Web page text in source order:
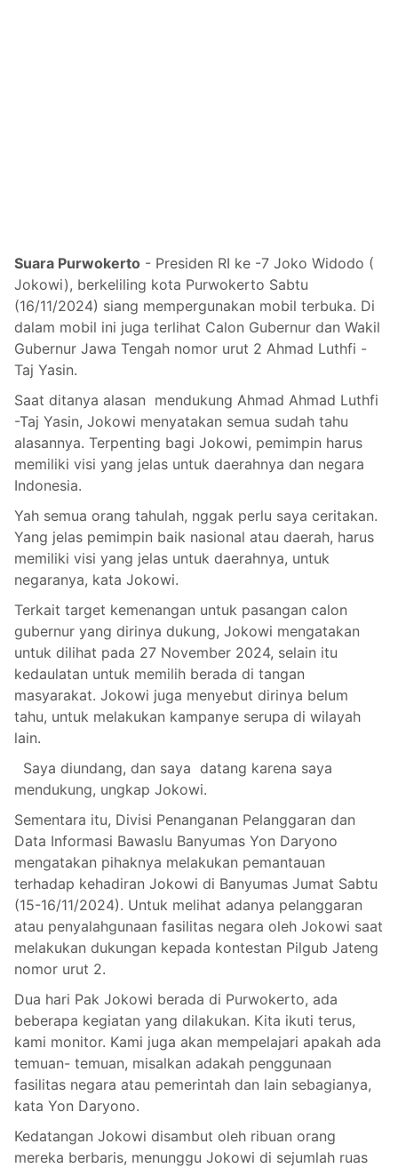
Suara Purwokerto - Presiden RI ke -7 Joko Widodo (
Jokowi), berkeliling kota Purwokerto Sabtu
(16/11/2024) siang mempergunakan mobil terbuka. Di
dalam mobil ini juga terlihat Calon Gubernur dan Wakil
Gubernur Jawa Tengah nomor urut 2 Ahmad Luthfi -
Taj Yasin.
Saat ditanya alasan mendukung Ahmad Ahmad Luthfi
-Taj Yasin, Jokowi menyatakan semua sudah tahu
alasannya. Terpenting bagi Jokowi, pemimpin harus
memiliki visi yang jelas untuk daerahnya dan negara
Indonesia.
Yah semua orang tahulah, nggak perlu saya ceritakan.
Yang jelas pemimpin baik nasional atau daerah, harus
memiliki visi yang jelas untuk daerahnya, untuk
negaranya, kata Jokowi.
Terkait target kemenangan untuk pasangan calon
gubernur yang dirinya dukung, Jokowi mengatakan
untuk dilihat pada 27 November 2024, selain itu
kedaulatan untuk memilih berada di tangan
masyarakat. Jokowi juga menyebut dirinya belum
tahu, untuk melakukan kampanye serupa di wilayah
lain.
Saya diundang, dan saya datang karena saya
mendukung, ungkap Jokowi.
Sementara itu, Divisi Penanganan Pelanggaran dan
Data Informasi Bawaslu Banyumas Yon Daryono
mengatakan pihaknya melakukan pemantauan
terhadap kehadiran Jokowi di Banyumas Jumat Sabtu
(15-16/11/2024). Untuk melihat adanya pelanggaran
atau penyalahgunaan fasilitas negara oleh Jokowi saat
melakukan dukungan kepada kontestan Pilgub Jateng
nomor urut 2.
Dua hari Pak Jokowi berada di Purwokerto, ada
beberapa kegiatan yang dilakukan. Kita ikuti terus,
kami monitor. Kami juga akan mempelajari apakah ada
temuan- temuan, misalkan adakah penggunaan
fasilitas negara atau pemerintah dan lain sebagianya,
kata Yon Daryono.
Kedatangan Jokowi disambut oleh ribuan orang
mereka berbaris, menunggu Jokowi di sejumlah ruas